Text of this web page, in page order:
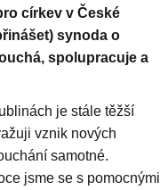
církev v České
synoda o
spolupracuje a
je stále těžší
vznik nových
samotné.
jsme se s pomocnými